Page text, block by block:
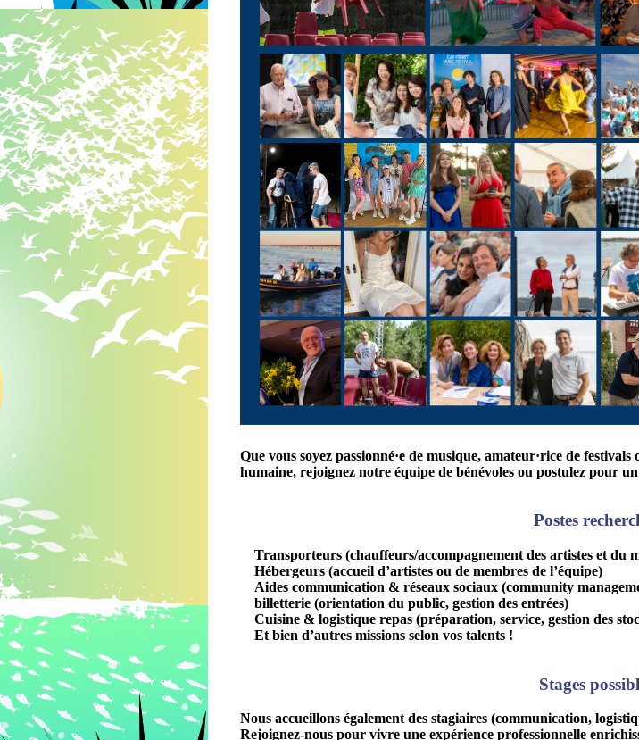
Que vous soyez passionné·e de musique, amateur·rice de
humaine, rejoignez notre équipe de bénévoles ou postulez pour
Postes
Transporteurs (chauffeurs/accompagnement des artistes et du
Hébergeurs (accueil d’artistes ou de membres de l’équipe)
Aides communication & réseaux sociaux (community
billetterie (orientation du public, gestion des entrées)
Cuisine & logistique repas (préparation, service, gestion des
Et bien d’autres missions selon vos talents !
Stages
Nous accueillons également des stagiaires (communication,
Rejoignez-nous pour vivre une expérience professionnelle